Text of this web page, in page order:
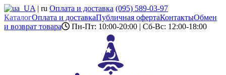
UA | ru Оплата и доставка (095) 589-03-97
КаталогОплата и доставкаПубличная офертаКонтактыОбмен
и возврат товара
Пн-Пт: 10:00-20:00 | Сб-Вс: 12:00-18:00